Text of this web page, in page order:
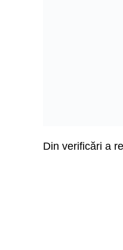
Din verificări a